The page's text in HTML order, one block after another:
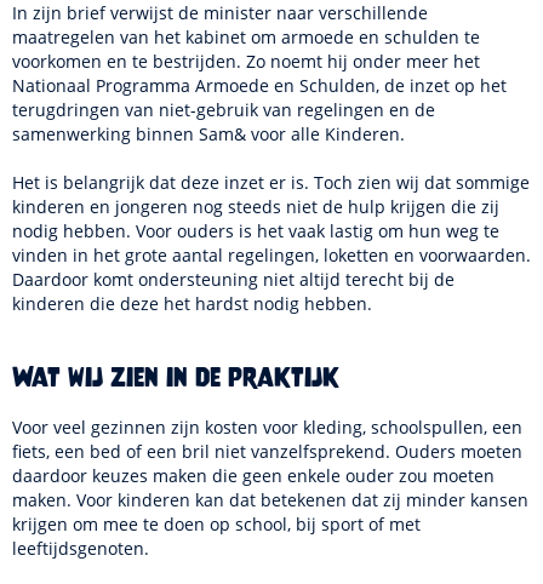
In zijn brief verwijst de minister naar verschillende
maatregelen van het kabinet om armoede en schulden te
voorkomen en te bestrijden. Zo noemt hij onder meer het
Nationaal Programma Armoede en Schulden, de inzet op het
terugdringen van niet-gebruik van regelingen en de
samenwerking binnen Sam& voor alle Kinderen.
Het is belangrijk dat deze inzet er is. Toch zien wij dat sommige
kinderen en jongeren nog steeds niet de hulp krijgen die zij
nodig hebben. Voor ouders is het vaak lastig om hun weg te
vinden in het grote aantal regelingen, loketten en voorwaarden.
Daardoor komt ondersteuning niet altijd terecht bij de
kinderen die deze het hardst nodig hebben.
Wat wij zien in de praktijk
Voor veel gezinnen zijn kosten voor kleding, schoolspullen, een
fiets, een bed of een bril niet vanzelfsprekend. Ouders moeten
daardoor keuzes maken die geen enkele ouder zou moeten
maken. Voor kinderen kan dat betekenen dat zij minder kansen
krijgen om mee te doen op school, bij sport of met
leeftijdsgenoten.